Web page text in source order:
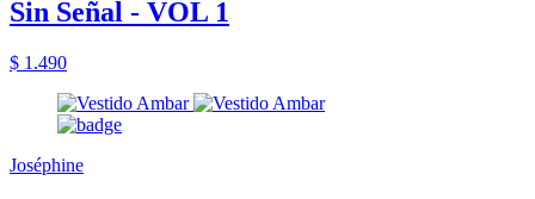
Sin Señal - VOL 1
$ 1.490
Joséphine